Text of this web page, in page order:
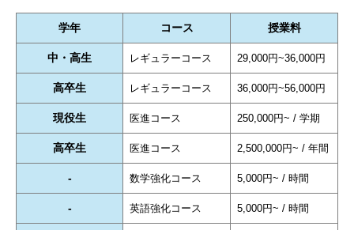
学年 コース 授業料
中・高生 レギュラーコース 29,000円~36,000円
高卒生 レギュラーコース 36,000円~56,000円
現役生 医進コース 250,000円~ / 学期
高卒生 医進コース 2,500,000円~ / 年間
- 数学強化コース 5,000円~ / 時間
- 英語強化コース 5,000円~ / 時間